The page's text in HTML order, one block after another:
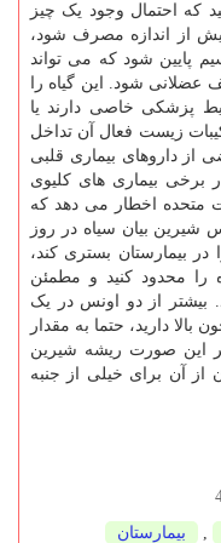
که احتمال وجود یک چیز
از اندازه مصرف شود،
پایین شود که می تواند
شود. این گیاه را
پزشکی خاصی دارند یا
زیست فعال آن تداخل
از داروهای بیماری قلبی
برخی بیماری های کلیوی
متحده اخطار می دهد که
دو اونس شیرین بیان سیاه در روز
بیمارستان بستری کند،
را محدود کنید و مطمئن
بیشتر از دو اونس در یک
دارید، حتما به مقدار
این صورت ریشه شیرین
آن برای خیلی از جنبه
بیمارستان